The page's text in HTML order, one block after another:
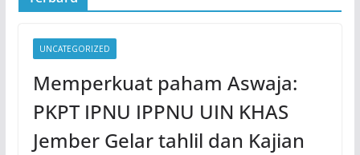
UNCATEGORIZED
Memperkuat paham Aswaja:
PKPT IPNU IPPNU UIN KHAS
Jember Gelar tahlil dan Kajian